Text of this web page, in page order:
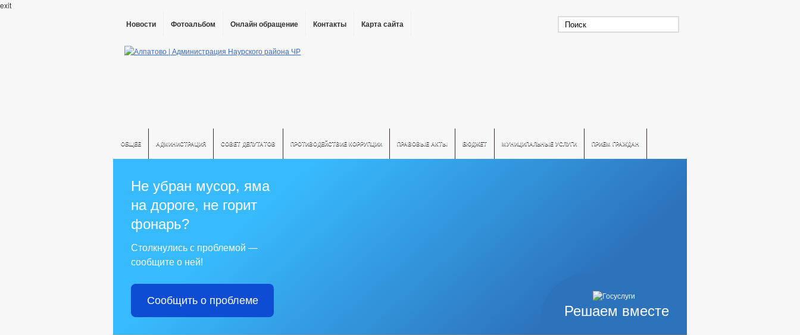
exit
Новости Фотоальбом Онлайн обращение Контакты Карта сайта
ОБЩЕЕ АДМИНИСТРАЦИЯ СОВЕТ ДЕПУТАТОВ ПРОТИВОДЕЙСТВИЕ КОРРУПЦИИ ПРАВОВЫЕ АКТЫ БЮДЖЕТ МУНИЦИПАЛЬНЫЕ УСЛУГИ ПРИЕМ ГРАЖДАН
Решаем вместе
Не убран мусор, яма
на дороге, не горит
фонарь?
Столкнулись с проблемой —
сообщите о ней!
Сообщить о проблеме